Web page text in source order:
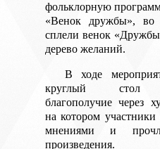
фольклорную
«Венок дружбы», во
сплели венок
дерево желаний.
В ходе
круглый стол
благополучие через
на котором участники
мнениями и
произведения.